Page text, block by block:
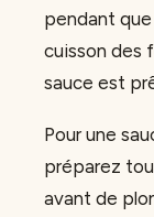
pendant
cuisson des
sauce est
Pour une
préparez
avant de